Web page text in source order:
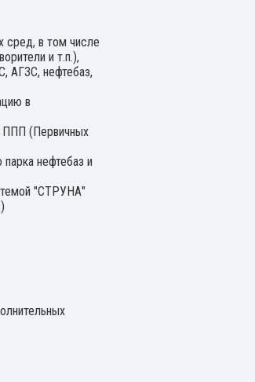
сред, в том числе
и т.п.),
АГЗС, нефтебаз,
в
ППП (Первичных
нефтебаз и
"СТРУНА"